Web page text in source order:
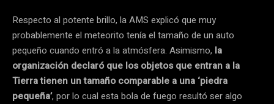
Respecto al potente brillo, la AMS explicó que muy
probablemente el meteorito tenía el tamaño de un auto
pequeño cuando entró a la atmósfera. Asimismo, la
organización declaró que los objetos que entran a la
Tierra tienen un tamaño comparable a una ‘piedra
pequeña’, por lo cual esta bola de fuego resultó ser algo